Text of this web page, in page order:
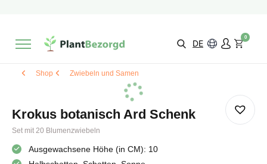
Wähle selbst
DE
0
Shop Zwiebeln und Samen
Krokus botanisch Ard Schenk
Set mit 20 Blumenzwiebeln
Ausgewachsene Höhe (in CM): 10